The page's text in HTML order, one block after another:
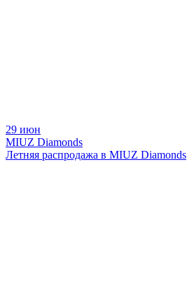
29 июн
MIUZ Diamonds
Летняя распродажа в MIUZ Diamonds